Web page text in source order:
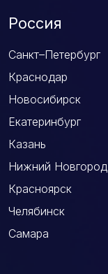
Россия
Санкт–Петербург
Краснодар
Новосибирск
Екатеринбург
Казань
Нижний Новгород
Красноярск
Челябинск
Самара